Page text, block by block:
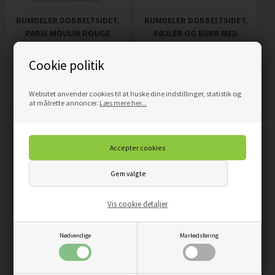
Cookie politik
Websitet anvender cookies til at huske dine indstillinger, statistik og
at målrette annoncer. Læs mere her...
Nødvendige Markedsføring
Vis cookie detaljer
RUMDELER DOBBELTSIDET,
PARIS MOULIN ROUGE
Pris1.689,00DKK
RUMDELER DOBBELTSIDET,
SØJLER OG BUER MED